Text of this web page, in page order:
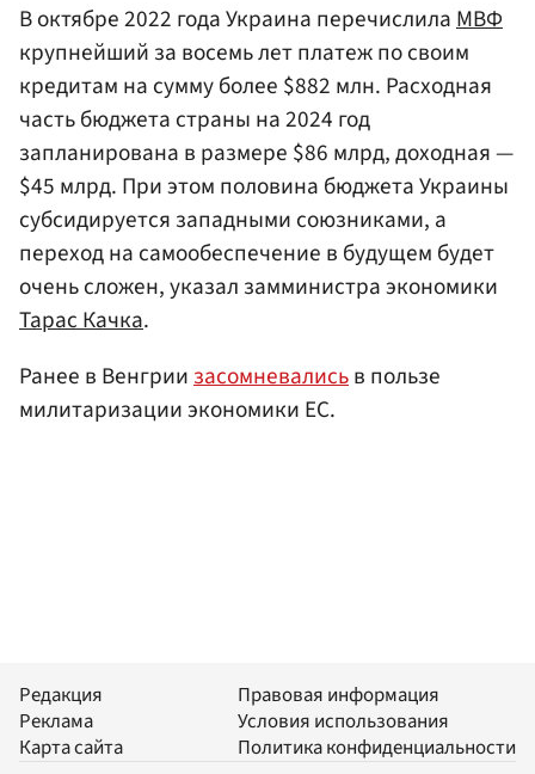
В октябре 2022 года Украина перечислилаМВФ
крупнейший за восемь лет платеж по своим
кредитам на сумму более $882 млн. Расходная
часть бюджета страны на 2024 год
запланирована в размере $86 млрд, доходная —
$45 млрд. При этом половина бюджета Украины
субсидируется западными союзниками, а
переход на самообеспечение в будущем будет
очень сложен, указал замминистра экономики
Тарас Качка.
Ранее в Венгриизасомневалисьв пользе
милитаризации экономики ЕС.
Редакция
Реклама
Карта сайта
Правовая информация
Условия использования
Политика конфиденциальности